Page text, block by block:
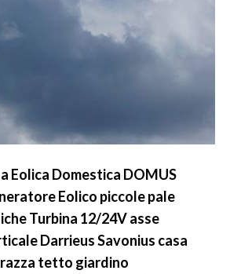
Eolica Domestica DOMUS
Eolico piccole pale
Turbina 12/24V asse
Darrieus Savonius casa
tetto giardino